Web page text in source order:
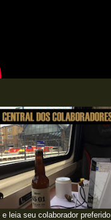
e leia seu colaborador preferido